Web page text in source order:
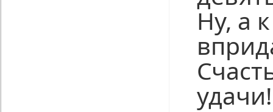
Ну, а
удачи!